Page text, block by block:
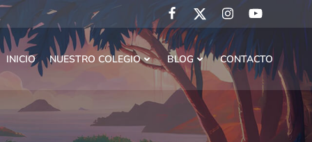
INICIO NUESTRO COLEGIO BLOG CONTACTO